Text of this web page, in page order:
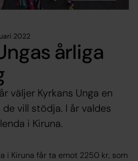
2022
årliga
väljer Kyrkans Unga en
vill stödja. I år valdes
i Kiruna.
i Kiruna får ta emot 2250 kr, som